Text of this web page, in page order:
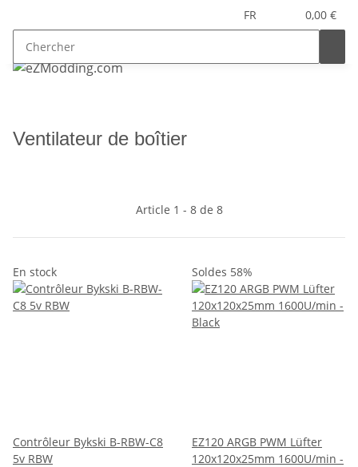
FR 0,00 €
Ventilateur de boîtier
Article 1 - 8 de 8
En stock
Contrôleur Bykski B-RBW-C8
5v RBW
Soldes 58%
EZ120 ARGB PWM Lüfter
120x120x25mm 1600U/min -